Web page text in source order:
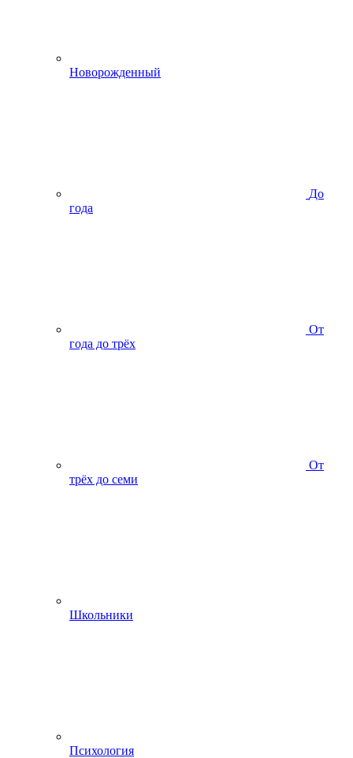
Новорожденный
До
года
От
года до трёх
От
трёх до семи
Школьники
Психология